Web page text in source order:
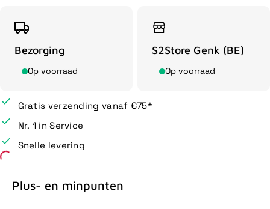
Bezorging
Op voorraad
S2Store Genk (BE)
Op voorraad
Gratis verzending vanaf €75*
Nr. 1 in Service
Snelle levering
Plus- en minpunten